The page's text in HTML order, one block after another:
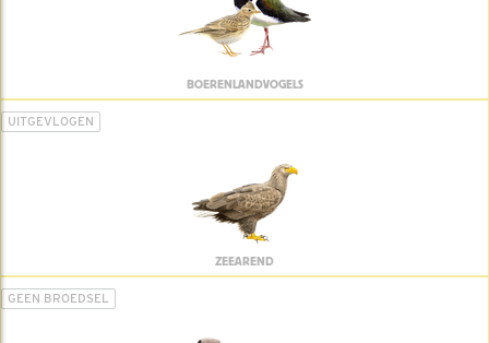
BOERENLANDVOGELS
UITGEVLOGEN
ZEEAREND
GEEN BROEDSEL